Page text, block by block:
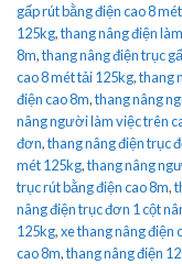
gấp rút bằng điện cao 8 mét
125kg,thang nâng điện
8m,thang nâng điện trục
cao 8 mét tải 125kg,thang
điện cao 8m,thang nâng
nâng người làm việc trên
đơn,thang nâng điện trục
mét 125kg,thang nâng
trục rút bằng điện cao 8m,
nâng điện trục đơn 1 cột
125kg,xe thang nâng điện
cao 8m,thang nâng điện